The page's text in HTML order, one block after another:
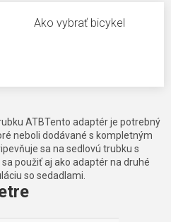
Ako vybrať bicykel
ATBTento adaptér je potrebný
neboli dodávané s kompletným
sa na sedlovú trubku s
použiť aj ako adaptér na druhé
so sedadlami.